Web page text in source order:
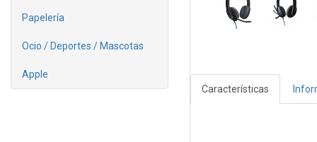
Papelería
Ocio / Deportes / Mascotas
Apple
Características